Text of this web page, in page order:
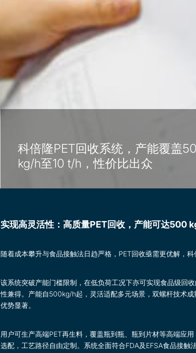
科倍隆PET回收系统，产能覆盖
kg/h至10 t/h，性价比出众
实现高灵活性：高质量PET回收，产能可达500
随着成本攀升与食品接触法日趋严格，PET回收亟需更优解，科
该系统突破产能门槛限制，在低负荷工况下亦可实现食品级回
性兼得。产能自500kg/h起，灵活适配多元场景，双螺杆技术
优势显著。
用户可生产高端PET再生料，覆盖瓶到瓶、瓶到片材等高端应
选配，工艺路径自由定制。系统全面符合FDA及EFSA食品接触法